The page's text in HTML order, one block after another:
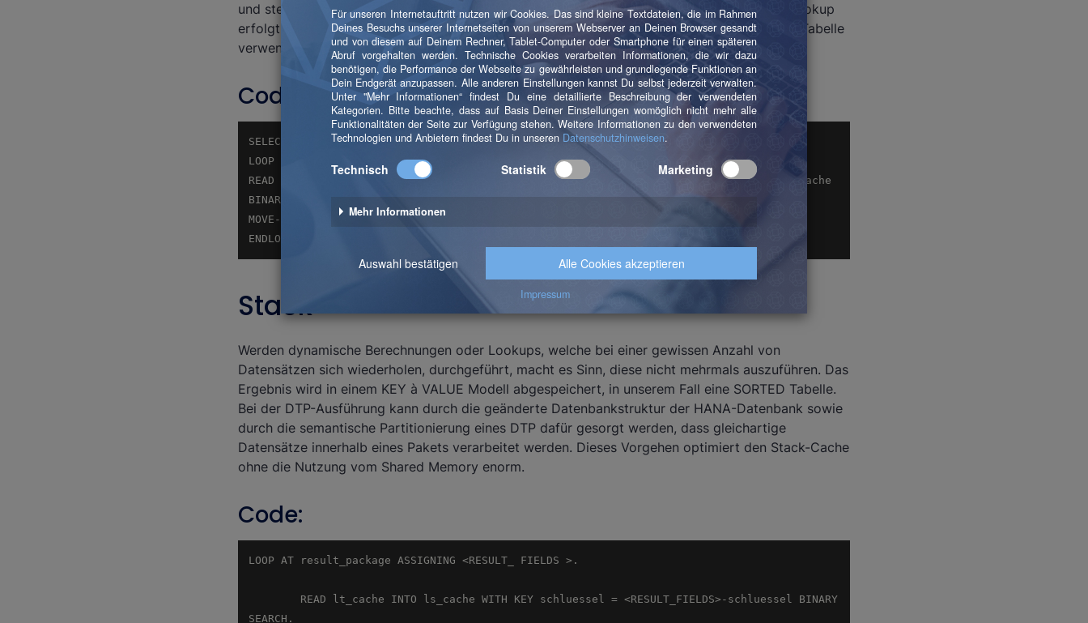
und steht während der DTP Ausführung zur Verfügung. Ein Zugriff auf die Datenbank pro Lookup
erfolgt nicht mehr. Dabei sollte jedoch beachtet werden, dass eine SORTED oder HASHED Tabelle
verwendet wird, um die größtmögliche Performance sicherstellen zu können.
Code:
READ TABLE lt_cache WITH TABLE KEY schluessel = <RESULT_ FIELDS >-schluessel INTO ls_cache
ENDLOOP.
Stack
Werden dynamische Berechnungen oder Lookups, welche bei einer gewissen Anzahl von
Datensätzen sich wiederholen, durchgeführt, macht es Sinn, diese nicht mehrmals auszuführen. Das
Ergebnis wird in einem KEY à VALUE Modell abgespeichert, in unserem Fall eine SORTED Tabelle.
Bei der DTP-Ausführung kann durch die geänderte Datenbankstruktur der HANA-Datenbank sowie
durch die semantische Partitionierung eines DTP dafür gesorgt werden, dass gleichartige
Datensätze innerhalb eines Pakets verarbeitet werden. Dieses Vorgehen optimiert den Stack-Cache
ohne die Nutzung vom Shared Memory enorm.
Code: